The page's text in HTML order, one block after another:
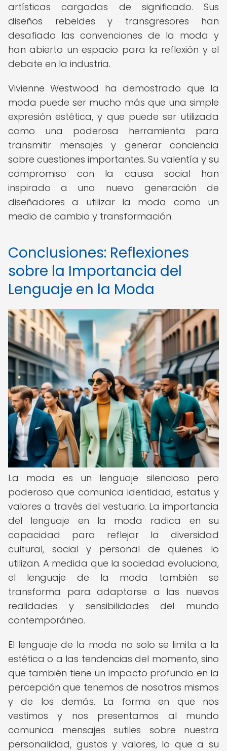
artísticas cargadas de significado. Sus
diseños rebeldes y transgresores han
desafiado las convenciones de la moda y
han abierto un espacio para la reflexión y el
debate en la industria.
Vivienne Westwood ha demostrado que la
moda puede ser mucho más que una simple
expresión estética, y que puede ser utilizada
como una poderosa herramienta para
transmitir mensajes y generar conciencia
sobre cuestiones importantes. Su valentía y su
compromiso con la causa social han
inspirado a una nueva generación de
diseñadores a utilizar la moda como un
medio de cambio y transformación.
Conclusiones: Reflexiones
sobre la Importancia del
Lenguaje en la Moda
La moda es un lenguaje silencioso pero
poderoso que comunica identidad, estatus y
valores a través del vestuario. La importancia
del lenguaje en la moda radica en su
capacidad para reflejar la diversidad
cultural, social y personal de quienes lo
utilizan. A medida que la sociedad evoluciona,
el lenguaje de la moda también se
transforma para adaptarse a las nuevas
realidades y sensibilidades del mundo
contemporáneo.
El lenguaje de la moda no solo se limita a la
estética o a las tendencias del momento, sino
que también tiene un impacto profundo en la
percepción que tenemos de nosotros mismos
y de los demás. La forma en que nos
vestimos y nos presentamos al mundo
comunica mensajes sutiles sobre nuestra
personalidad, gustos y valores, lo que a su